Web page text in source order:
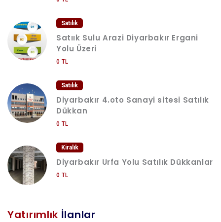
Satılık
Satıık Sulu Arazi Diyarbakır Ergani
Yolu Üzeri
0 TL
Satılık
Diyarbakır 4.oto Sanayi sitesi Satılık
Dükkan
0 TL
Kiralık
Diyarbakır Urfa Yolu Satılık Dükkanlar
0 TL
Yatırımlık İlanlar